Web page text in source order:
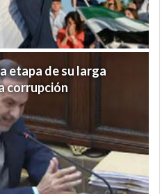
etapa de su larga
corrupción